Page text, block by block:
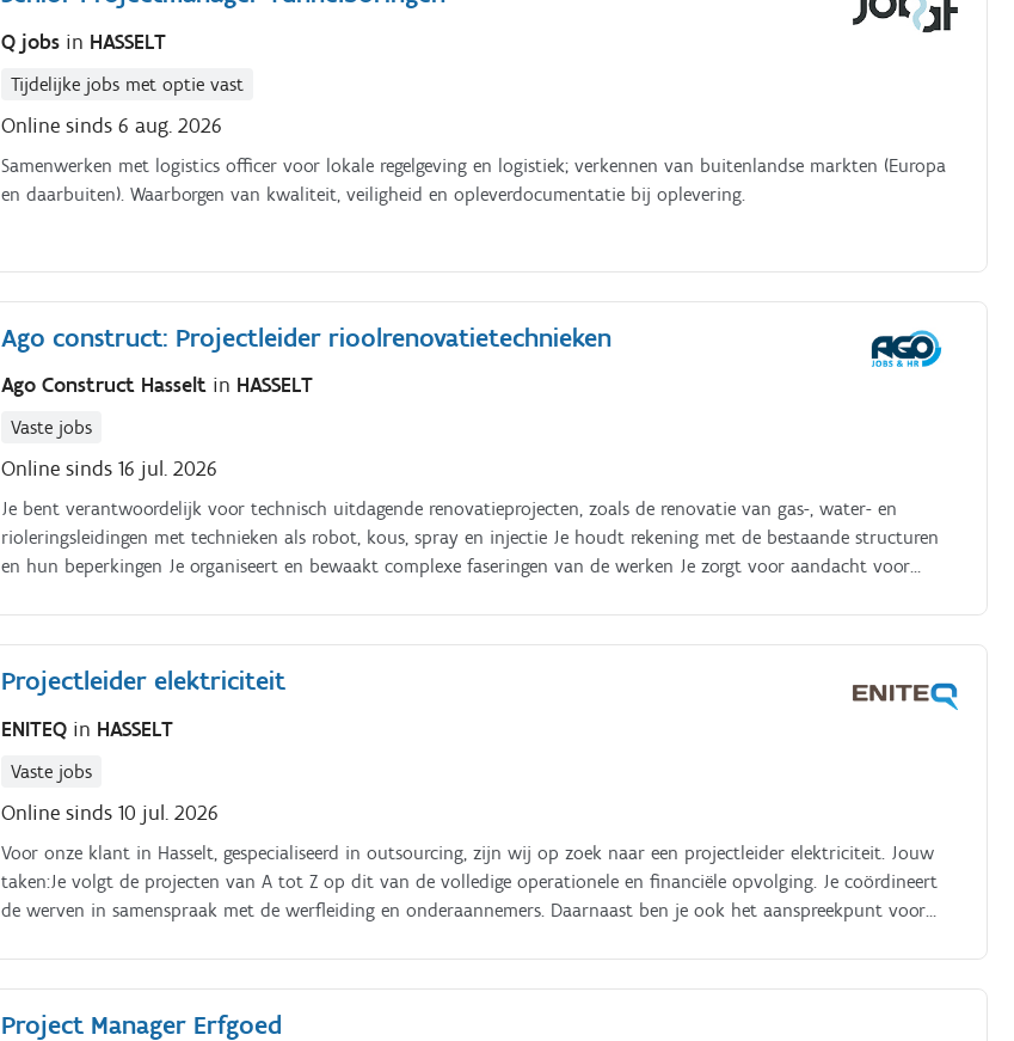
Q jobs in HASSELT
Tijdelijke jobs met optie vast
Online sinds 6 aug. 2026
Samenwerken met logistics officer voor lokale regelgeving en logistiek; verkennen van buitenlandse markten (Europa
en daarbuiten). Waarborgen van kwaliteit, veiligheid en opleverdocumentatie bij oplevering.
Ago construct: Projectleider rioolrenovatietechnieken
Ago Construct Hasselt in HASSELT
Vaste jobs
Online sinds 16 jul. 2026
Je bent verantwoordelijk voor technisch uitdagende renovatieprojecten, zoals de renovatie van gas-, water- en
rioleringsleidingen met technieken als robot, kous, spray en injectie Je houdt rekening met de bestaande structuren
en hun beperkingen Je organiseert en bewaakt complexe faseringen van de werken Je zorgt voor aandacht voor
van voorbereiding tot en met oplevering Je analyseert technische dossiers en vertaalt deze naar een haalbare en
uitvoerbare planning Je stuurt werfleiders, onderaannemers en leveranciers aan Je bewaakt budgetten, marges en
projectrisico's Je denkt actief mee in technische oplossingen en optimalisaties Je onderhoudt overleg met
Projectleider elektriciteit
ENITEQ in HASSELT
Vaste jobs
Online sinds 10 jul. 2026
Voor onze klant in Hasselt, gespecialiseerd in outsourcing, zijn wij op zoek naar een projectleider elektriciteit. Jouw
taken:Je volgt de projecten van A tot Z op dit van de volledige operationele en financiële opvolging. Je coördineert
de werven in samenspraak met de werfleiding en onderaannemers. Daarnaast ben je ook het aanspreekpunt voor
Project Manager Erfgoed